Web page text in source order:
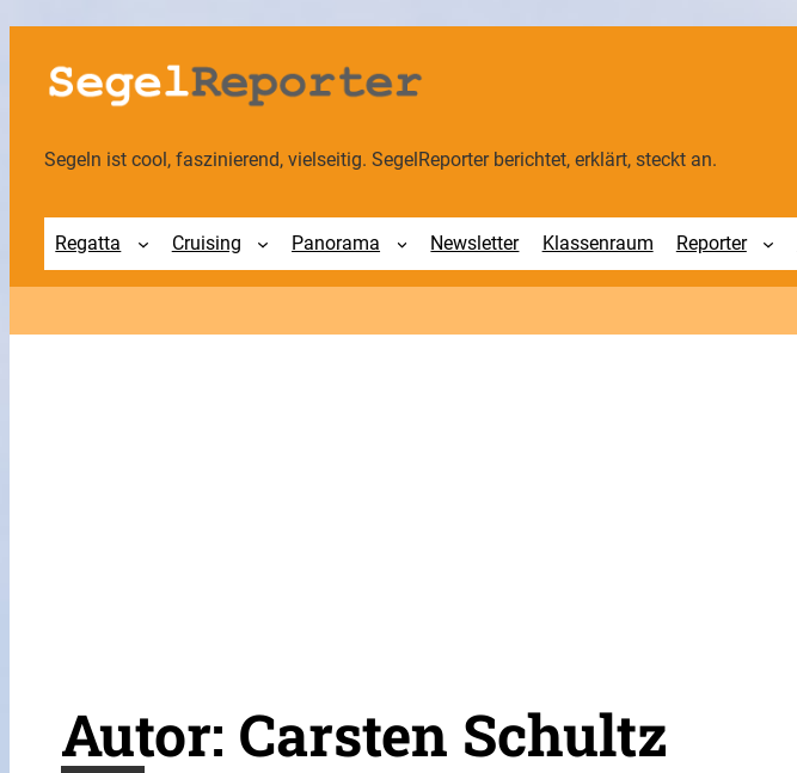
Zum
Inhalt
springen
Segeln ist cool, faszinierend, vielseitig. SegelReporter berichtet, erklärt, steckt an.
Regatta Cruising Panorama Newsletter Klassenraum Reporter
Autor: Carsten Schultz